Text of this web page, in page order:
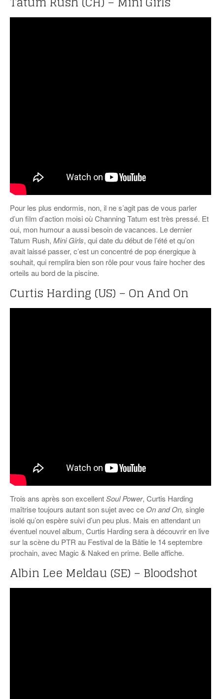
Pour les plus endormis, non, il ne s’agit pas de vous parler
d’un film d’action moisi où Channing Tatum est très pressé. Et
oui, mon humour a aussi besoin de vacances. Le dernier
Tatum Rush, Mini Girls, qui date du début de l’été et qu’on
avait laissé passer, c’est un concentré de pop énergique à
souhait, qui remplira bien son rôle pour vous faire hocher des
orteils au bord de la piscine.
Curtis Harding (US) – On And On
Trois ans après son excellentSoul Power, Curtis Harding
maîtrise toujours autant son sujet avec ce On and On, single
isolé qu’on espère suivi d’un peu plus. Mais en attendant un
éventuel nouvel album, Curtis Harding sera à découvrir en live
sur la scène du PTR au Festival de la Bâtie le 14 septembre
prochain, avec Magic & Naked en prime. Belle affiche.
Albin Lee Meldau (SE) – Bloodshot